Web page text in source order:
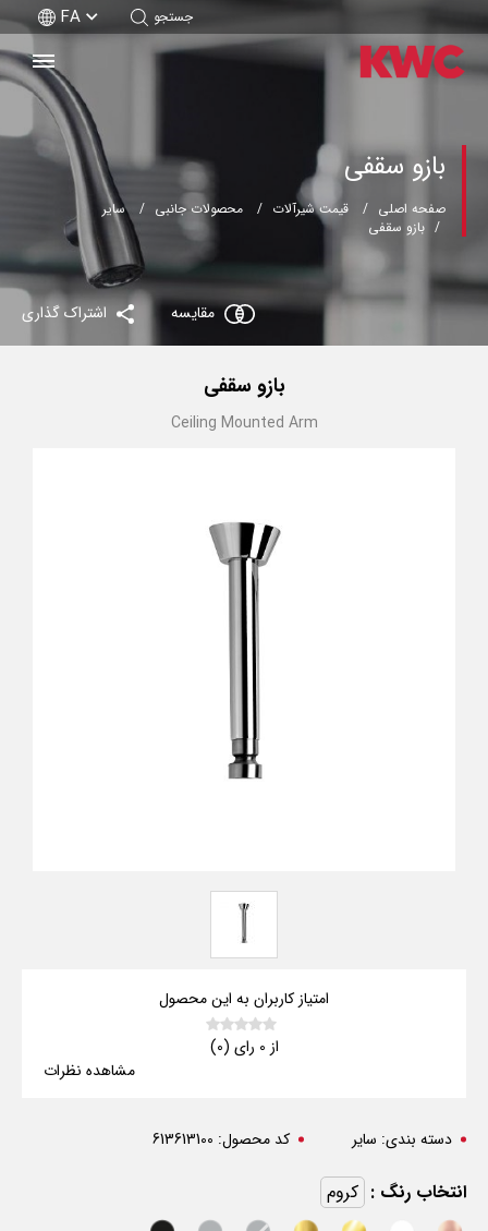
جستجو FA
بازو سقفی
صفحه اصلی قیمت شیرآلات محصولات جانبی
سایر
بازو سقفی
مقایسه اشتراک گذاری
بازو سقفی
Ceiling Mounted Arm
امتیاز کاربران به این محصول
از 0 رای (0)
مشاهده نظرات
دسته بندی: سایر کد محصول: 613613100
انتخاب رنگ : کروم